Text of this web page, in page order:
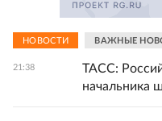
НОВОСТИ ВАЖНЫЕ
21:38
ТАСС:
начальника